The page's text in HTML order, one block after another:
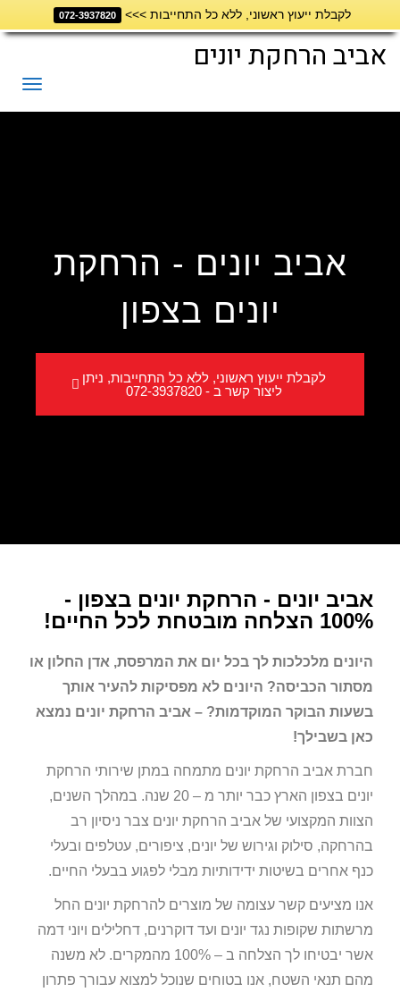
לקבלת ייעוץ ראשוני, ללא כל התחייבות >>> 072-3937820
לתוכן
אביב הרחקת יונים
אביב יונים - הרחקת
יונים בצפון
לקבלת ייעוץ ראשוני, ללא כל התחייבות, ניתן
ליצור קשר ב - 072-3937820
אביב יונים - הרחקת יונים בצפון -
100% הצלחה מובטחת לכל החיים!
היונים מלכלכות לך בכל יום את המרפסת, אדן החלון או
מסתור הכביסה? היונים לא מפסיקות להעיר אותך
בשעות הבוקר המוקדמות? – אביב הרחקת יונים נמצא
כאן בשבילך!
חברת אביב הרחקת יונים מתמחה במתן שירותי הרחקת
יונים בצפון הארץ כבר יותר מ – 20 שנה. במהלך השנים,
הצוות המקצועי של אביב הרחקת יונים צבר ניסיון רב
בהרחקה, סילוק וגירוש של יונים, ציפורים, עטלפים ובעלי
כנף אחרים בשיטות ידידותיות מבלי לפגוע בבעלי החיים.
אנו מציעים קשר עצומה של מוצרים להרחקת יונים החל
מרשתות שקופות נגד יונים ועד דוקרנים, דחלילים ויוני דמה
אשר יבטיחו לך הצלחה ב – 100% מהמקרים. לא משנה
מהם תנאי השטח, אנו בטוחים שנוכל למצוא עבורך פתרון